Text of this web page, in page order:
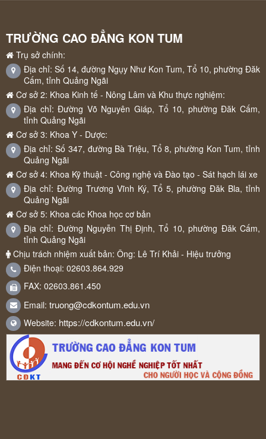
TRƯỜNG CAO ĐẲNG KON TUM
Trụ sở chính:
Địa chỉ: Số 14, đường Ngụy Như Kon Tum, Tổ 10, phường Đăk
Cấm, tỉnh Quảng Ngãi
Cơ sở 2: Khoa Kinh tế - Nông Lâm và Khu thực nghiệm:
Địa chỉ: Đường Võ Nguyên Giáp, Tổ 10, phường Đăk Cấm,
tỉnh Quảng Ngãi
Cơ sở 3: Khoa Y - Dược:
Địa chỉ: Số 347, đường Bà Triệu, Tổ 8, phường Kon Tum, tỉnh
Quảng Ngãi
Cơ sở 4: Khoa Kỹ thuật - Công nghệ và Đào tạo - Sát hạch lái xe
Địa chỉ: Đường Trương Vĩnh Ký, Tổ 5, phường Đăk Bla, tỉnh
Quảng Ngãi
Cơ sở 5: Khoa các Khoa học cơ bản
Địa chỉ: Đường Nguyễn Thị Định, Tổ 10, phường Đăk Cấm,
tỉnh Quảng Ngãi
Chịu trách nhiệm xuất bản: Ông: Lê Trí Khải - Hiệu trưởng
Điện thoại: 02603.864.929
FAX: 02603.861.450
Email: truong@cdkontum.edu.vn
Website: https://cdkontum.edu.vn/